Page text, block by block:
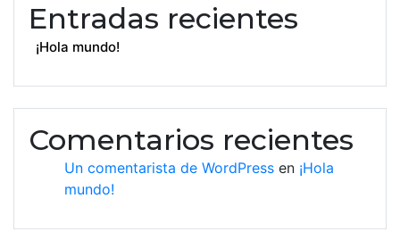
Entradas recientes
¡Hola mundo!
Comentarios recientes
Un comentarista de WordPress en ¡Hola
mundo!